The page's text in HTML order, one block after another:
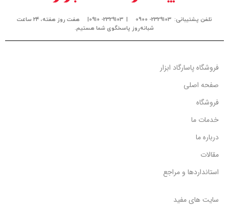
تلفن پشتیبانی: 2329103- 0900 | 2329103- 0910|
هفت روز هفته، ۲۴ ساعت
شبانه‌روز پاسخگوی شما هستیم.
فروشگاه پاسارگاد ابزار
صفحه اصلی
فروشگاه
خدمات ما
درباره ما
مقالات
استانداردها و مراجع
سایت های مفید